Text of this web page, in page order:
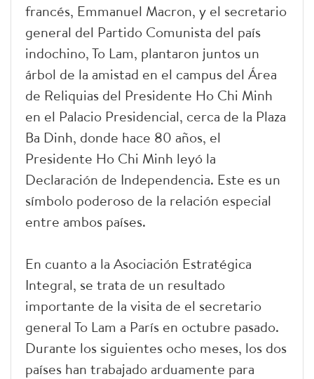
francés, Emmanuel Macron, y el secretario
general del Partido Comunista del país
indochino, To Lam, plantaron juntos un
árbol de la amistad en el campus del Área
de Reliquias del Presidente Ho Chi Minh
en el Palacio Presidencial, cerca de la Plaza
Ba Dinh, donde hace 80 años, el
Presidente Ho Chi Minh leyó la
Declaración de Independencia. Este es un
símbolo poderoso de la relación especial
entre ambos países.
En cuanto a la Asociación Estratégica
Integral, se trata de un resultado
importante de la visita de el secretario
general To Lam a París en octubre pasado.
Durante los siguientes ocho meses, los dos
países han trabajado arduamente para